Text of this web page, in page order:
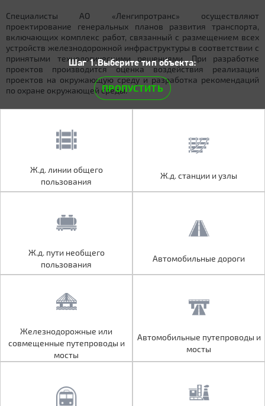
Специалисты АО «Ленгипротранс» осуществляют
проектирование генеральных планов развития транспорта,
включающих комплекс работ, связанный с размещением всех
устройств железнодорожной инфраструктуры в соответствии с
принятыми технологическими решениями. При разработке
проектов производится оценка воздействия реализации
проектов на окружающую среду и разработка рекомендаций
по охране окружающей среды.
Ж.д. линии общего
пользования
Ж.д. пути необщего
пользования
Автомобильные дороги
Железнодорожные или
совмещенные путепроводы и
мосты
Автомобильные путепроводы и
мосты
Шаг 1.Выберите тип объекта:
ПРОПУСТИТЬ
Ж.д. линии общего
пользования
Ж.д. станции и узлы
Ж.д. пути необщего
пользования
Автомобильные дороги
Железнодорожные или
совмещенные путепроводы и
мосты
Автомобильные путепроводы и
мосты